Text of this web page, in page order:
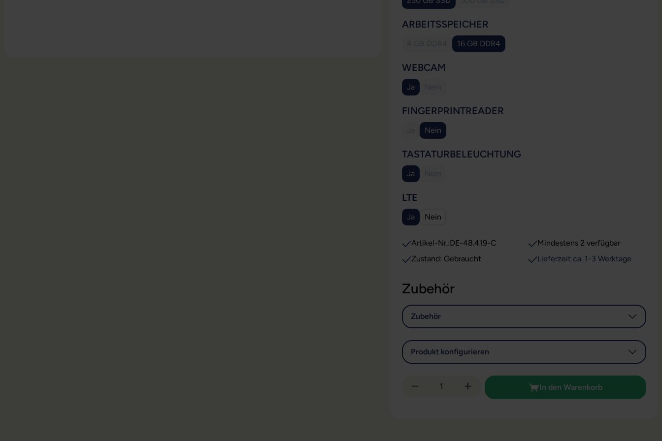
ARBEITSSPEICHER
(Diese Option ist zurzeit nicht verfügbar.)
16 GB DDR4
WEBCAM
Ja
FINGERPRINTREADER
(Diese Option ist zurzeit nicht verfügbar.)
Nein
TASTATURBELEUCHTUNG
Ja
LTE
Ja Nein
Artikel-Nr.:DE-48.419-C
Zustand: Gebraucht
Mindestens 2 verfügbar
Lieferzeit ca. 1-3 Werktage
Zubehör
Zubehör
Produkt konfigurieren
Produkt Anzahl: Gib den gewünschten Wert ein
In den Warenkorb